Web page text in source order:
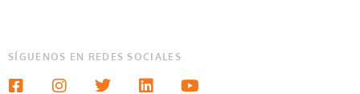
SÍGUENOS EN REDES SOCIALES